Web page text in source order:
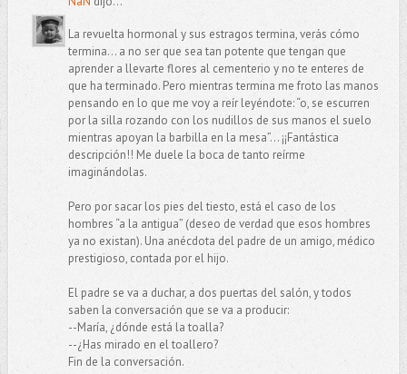
La revuelta hormonal y sus estragos termina, verás cómo
termina... a no ser que sea tan potente que tengan que
aprender a llevarte flores al cementerio y no te enteres de
que ha terminado. Pero mientras termina me froto las manos
pensando en lo que me voy a reír leyéndote: “o, se escurren
por la silla rozando con los nudillos de sus manos el suelo
mientras apoyan la barbilla en la mesa”... ¡¡Fantástica
descripción!! Me duele la boca de tanto reírme
imaginándolas.
Pero por sacar los pies del tiesto, está el caso de los
hombres “a la antigua” (deseo de verdad que esos hombres
ya no existan). Una anécdota del padre de un amigo, médico
prestigioso, contada por el hijo.
El padre se va a duchar, a dos puertas del salón, y todos
saben la conversación que se va a producir:
--María, ¿dónde está la toalla?
--¿Has mirado en el toallero?
Fin de la conversación.